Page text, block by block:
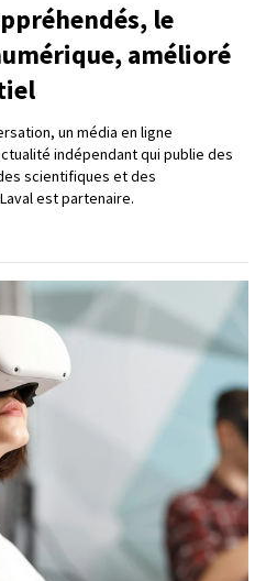
le
amélioré
un média en ligne
indépendant qui publie des
scientifiques et des
est partenaire.